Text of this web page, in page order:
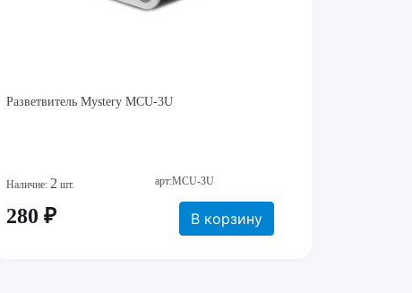
Разветвитель Mystery MCU-3U
Наличие: 2 шт. арт:MCU-3U
280 ₽ В корзину